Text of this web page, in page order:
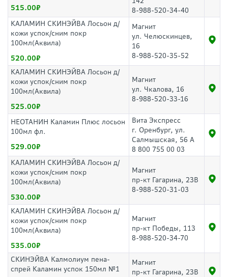
515.00
8-988-520-34-40
КАЛАМИН СКИНЭЙВА Лосьон д/
кожи успок/сним покр
100мл(Аквила)
520.00
Магнит
ул. Челюскинцев,
16
8-988-520-35-52
КАЛАМИН СКИНЭЙВА Лосьон д/
кожи успок/сним покр
100мл(Аквила)
525.00
Магнит
ул. Чкалова, 16
8-988-520-33-16
НЕОТАНИН Каламин Плюс лосьон
100мл фл.
529.00
Вита Экспресс
г. Оренбург, ул.
Салмышская, 56 А
8 800 755 00 03
КАЛАМИН СКИНЭЙВА Лосьон д/
кожи успок/сним покр
100мл(Аквила)
530.00
Магнит
пр-кт Гагарина, 23В
8-988-520-31-03
КАЛАМИН СКИНЭЙВА Лосьон д/
кожи успок/сним покр
100мл(Аквила)
535.00
Магнит
пр-кт Победы, 113
8-988-520-34-70
СКИНЭЙВА Калмолиум пена-
спрей Каламин успок 150мл №1
Магнит
пр-кт Гагарина, 23В